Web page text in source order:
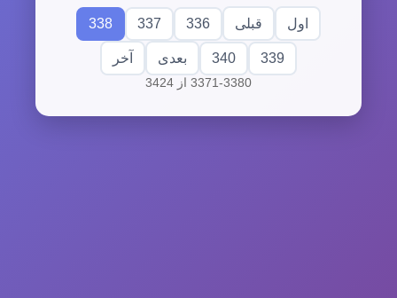
اول قبلی 336
337
338
339
340 بعدی آخر
3371-3380 از 3424